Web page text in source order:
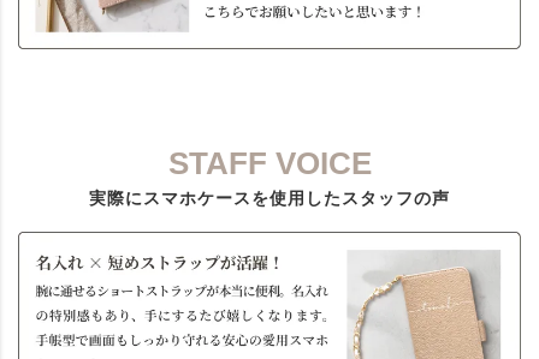
STAFF VOICE
実際にスマホケースを使用したスタッフの声